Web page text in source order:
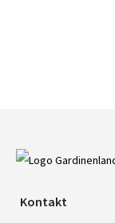
Kontakt